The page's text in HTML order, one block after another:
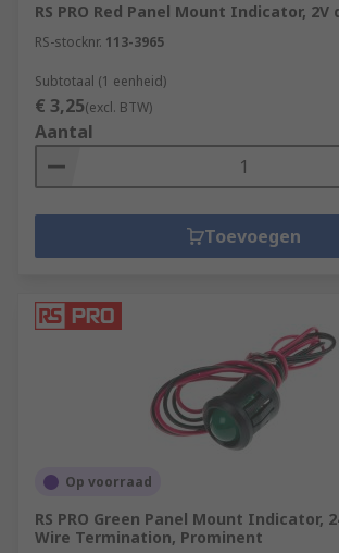
RS PRO Red Panel Mount Indicator, 2V
RS-stocknr. 113-3965
Subtotaal (1 eenheid)
€ 3,25(excl. BTW)
Aantal
Toevoegen
Op voorraad
RS PRO Green Panel Mount Indicator,
Wire Termination, Prominent